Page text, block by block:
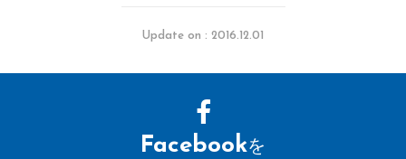
Update on : 2016.12.01
Facebookを